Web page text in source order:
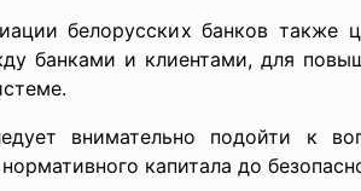
белорусских банков также
банками и клиентами, для
внимательно подойти к
капитала до